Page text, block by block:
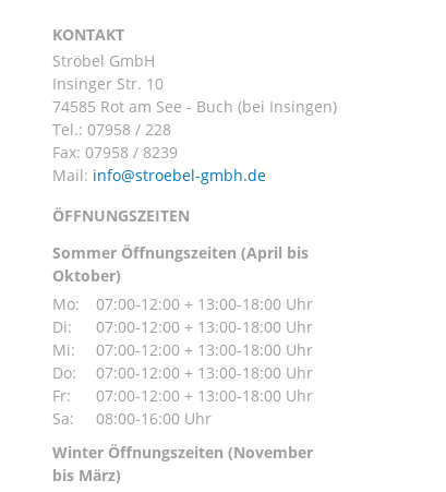
KONTAKT
Ströbel GmbH
Insinger Str. 10
74585 Rot am See - Buch (bei Insingen)
Tel.: 07958 / 228
Fax: 07958 / 8239
Mail:
ÖFFNUNGSZEITEN
Sommer Öffnungszeiten (April bis
Oktober)
Mo:
07:00-12:00 + 13:00-18:00 Uhr
Di:
07:00-12:00 + 13:00-18:00 Uhr
Mi:
07:00-12:00 + 13:00-18:00 Uhr
Do:
07:00-12:00 + 13:00-18:00 Uhr
Fr:
07:00-12:00 + 13:00-18:00 Uhr
Sa:
08:00-16:00 Uhr
Winter Öffnungszeiten (November
bis März)